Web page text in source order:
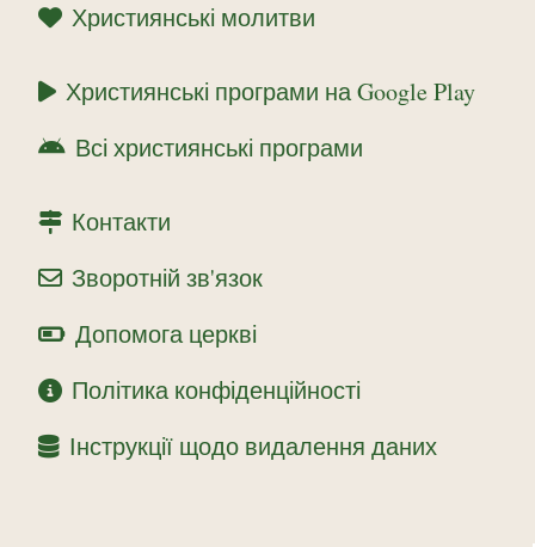
Християнські молитви
Християнські програми на Google Play
Всі християнські програми
Контакти
Зворотній зв'язок
Допомога церкві
Політика конфіденційності
Інструкції щодо видалення даних